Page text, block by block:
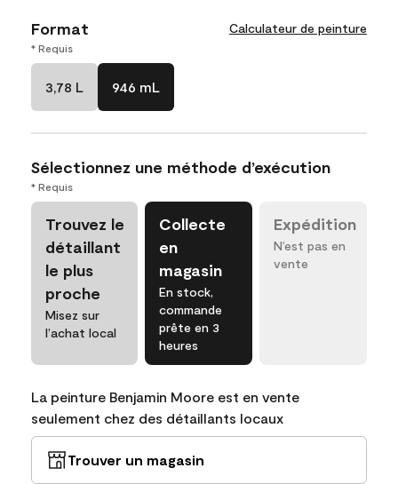
Format Calculateur de peinture
* Requis
3,78 L 946 mL
Sélectionnez une méthode d’exécution
* Requis
Trouvez le
détaillant
le plus
proche
Misez sur
l’achat local
Collecte
en
magasin
En stock,
commande
prête en 3
heures
Expédition
N’est pas en
vente
La peinture Benjamin Moore est en vente
seulement chez des détaillants locaux
Trouver un magasin